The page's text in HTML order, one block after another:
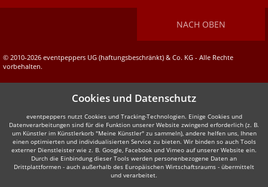
NACH OBEN
© 2010-2026 eventpeppers UG (haftungsbeschränkt) & Co. KG - Alle Rechte
vorbehalten.
Cookies und Datenschutz
eventpeppers nutzt Cookies und Tracking-Technologien. Einige Cookies und
Datenverarbeitungen sind für die Funktion unserer Website zwingend erforderlich (z. B.
um Künstler im Künstlerkorb "Meine Künstler" zu sammeln), andere helfen uns, Ihnen
einen optimierten und individualisierten Service zu bieten. Wir binden so auch Tools
externer Dienstleister wie z. B. Google, Facebook und Vimeo auf unserer Website ein.
Durch die Einbindung dieser Tools werden personenbezogene Daten an
Drittplattformen - auch außerhalb des Europäischen Wirtschaftsraums - übermittelt
und verarbeitet.